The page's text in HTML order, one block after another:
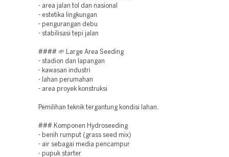
- area jalan tol dan nasional
- estetika lingkungan
- pengurangan debu
- stabilisasi tepi jalan
#### 🌱 Large Area Seeding
- stadion dan lapangan
- kawasan industri
- lahan perumahan
- area proyek konstruksi
Pemilihan teknik tergantung kondisi lahan.
### Komponen Hydroseeding
- benih rumput (grass seed mix)
- air sebagai media pencampur
- pupuk starter